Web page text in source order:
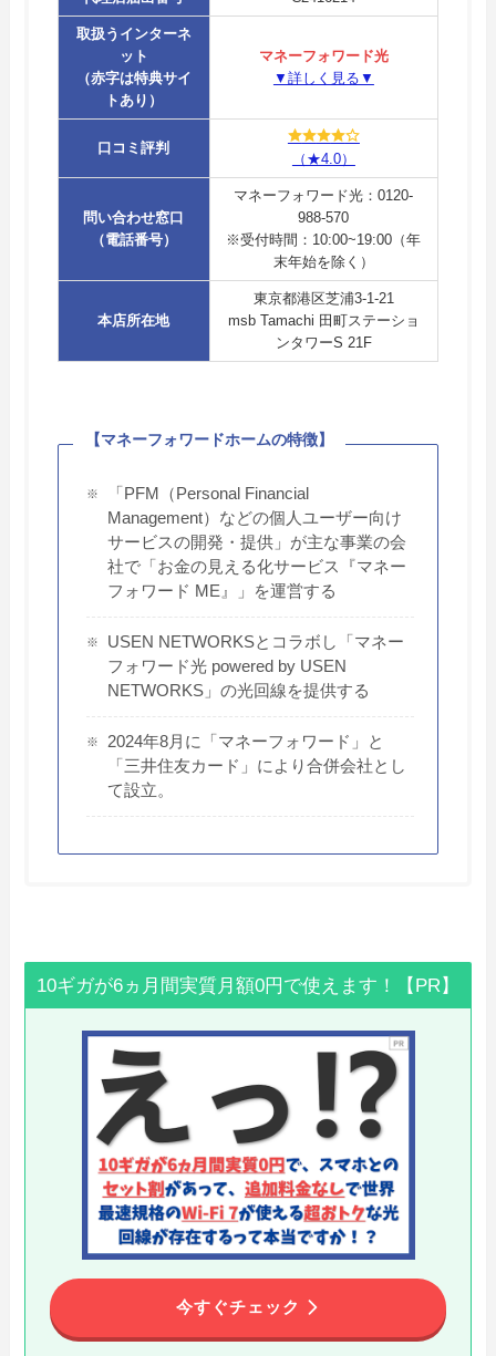
取扱うインターネ
ット
（赤字は特典サイ
トあり）
マネーフォワード光
▼詳しく見る▼
口コミ評判
（★4.0）
問い合わせ窓口
（電話番号）
マネーフォワード光：0120-
988-570
※受付時間：10:00~19:00（年
末年始を除く）
本店所在地
東京都港区芝浦3-1-21
msb Tamachi 田町ステーショ
ンタワーS 21F
【マネーフォワードホームの特徴】
「PFM（Personal Financial
Management）などの個人ユーザー向け
サービスの開発・提供」が主な事業の会
社で「お金の見える化サービス『マネー
フォワード ME』」を運営する
USEN NETWORKSとコラボし「マネー
フォワード光 powered by USEN
NETWORKS」の光回線を提供する
2024年8月に「マネーフォワード」と
「三井住友カード」により合併会社とし
て設立。
10ギガが6ヵ月間実質月額0円で使えます！【PR】
今すぐチェック